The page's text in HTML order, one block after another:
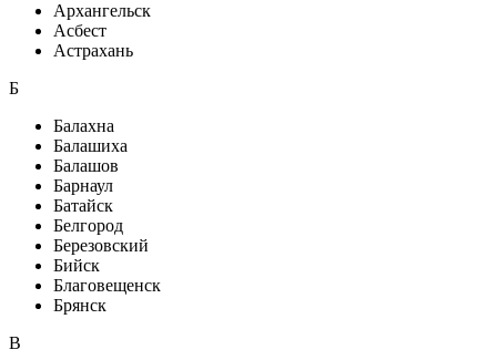
Архангельск
Асбест
Астрахань
Б
Балахна
Балашиха
Балашов
Барнаул
Батайск
Белгород
Березовский
Бийск
Благовещенск
Брянск
В